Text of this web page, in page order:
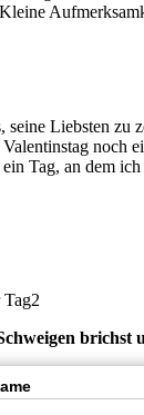
seine Liebsten
Tag, an dem